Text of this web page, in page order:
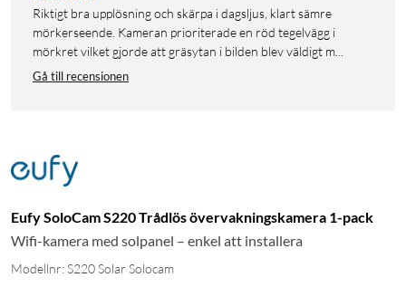
Riktigt bra upplösning och skärpa i dagsljus, klart sämre
mörkerseende. Kameran prioriterade en röd tegelvägg i
mörkret vilket gjorde att gräsytan i bilden blev väldigt m...
Gå till recensionen
Eufy SoloCam S220 Trådlös övervakningskamera 1-pack
Wifi-kamera med solpanel – enkel att installera
Modellnr: S220 Solar Solocam